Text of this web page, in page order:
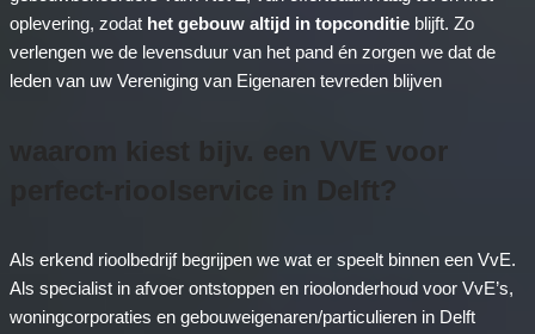
oplevering, zodat het gebouw altijd in topconditieblijft. Zo
verlengen we de levensduur van het pand én zorgen we dat de
leden van uw Vereniging van Eigenaren tevreden blijven
waarom kiest bijv. een VVE voor
perfect-rioolservice in Delft?
Als erkend rioolbedrijf begrijpen we wat er speelt binnen een VvE.
Als specialist in afvoer ontstoppen en rioolonderhoud voor VvE’s,
woningcorporaties en gebouweigenaren/particulieren in Delft